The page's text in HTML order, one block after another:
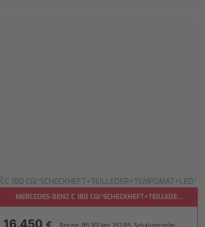
MERCEDES-BENZ C 180
16.450 Benzin, 85.911 km, 157 PS, Schaltgetriebe